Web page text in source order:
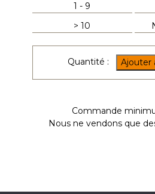
1 - 9
> 10
Quantité :
Z-
12
Ajouter
Commande
Nous ne vendons que